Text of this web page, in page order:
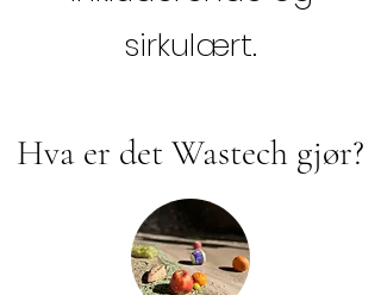
sirkulært.
Hva er det Wastech gjør?